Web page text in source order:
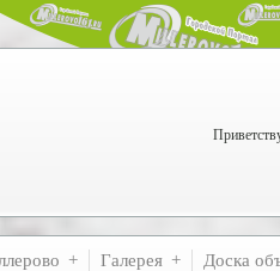
Галерея Доска